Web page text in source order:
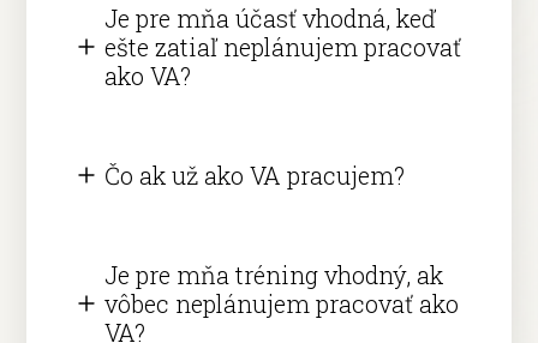
Je pre mňa účasť vhodná, keď
ešte zatiaľ neplánujem pracovať
ako VA?
Čo ak už ako VA pracujem?
Je pre mňa tréning vhodný, ak
vôbec neplánujem pracovať ako
VA?